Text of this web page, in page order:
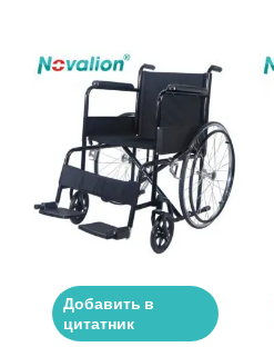
Добавить в
цитатник